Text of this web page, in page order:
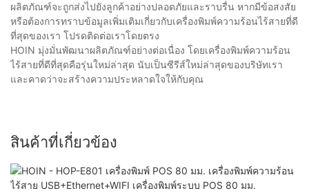
ผลิตภัณฑ์จะถูกส่งไปยังลูกค้าอย่างปลอดภัยและราบรื่น หากมีข้อสงสัย
หรือต้องการทราบข้อมูลเพิ่มเติมเกี่ยวกับเครื่องพิมพ์ความร้อนไร้สายที่ดี
ที่สุดของเรา โปรดติดต่อเราโดยตรง
HOIN มุ่งมั่นพัฒนาผลิตภัณฑ์อย่างต่อเนื่อง โดยเครื่องพิมพ์ความร้อน
ไร้สายที่ดีที่สุดคือรุ่นใหม่ล่าสุด นับเป็นซีรีส์ใหม่ล่าสุดของบริษัทเรา
และคาดว่าจะสร้างความประหลาดใจให้กับคุณ
สินค้าที่เกี่ยวข้อง